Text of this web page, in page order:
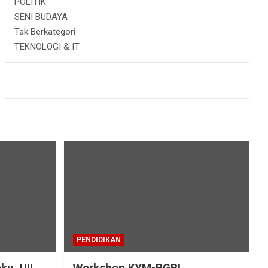
SENI BUDAYA
Tak Berkategori
TEKNOLOGI & IT
PENDIDIKAN